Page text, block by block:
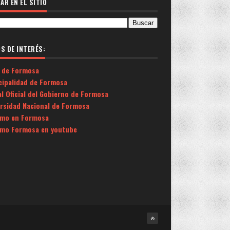
EN EL SITIO
DE INTERÉS:
de Formosa
de Formosa
Oficial del Gobierno de Formosa
Nacional de Formosa
en Formosa
Formosa en youtube